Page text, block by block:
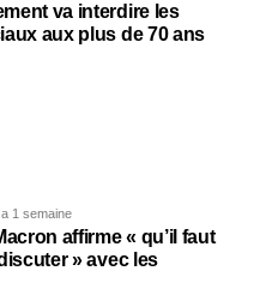
va interdire les
aux plus de 70 ans
1 semaine
affirme « qu’il faut
» avec les